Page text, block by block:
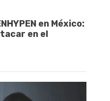
en México:
en el